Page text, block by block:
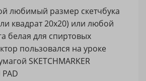
любимый размер скетчбука
квадрат 20х20) или любой
белая для спиртовых
пользовался на уроке
SKETCHMARKER
PAD